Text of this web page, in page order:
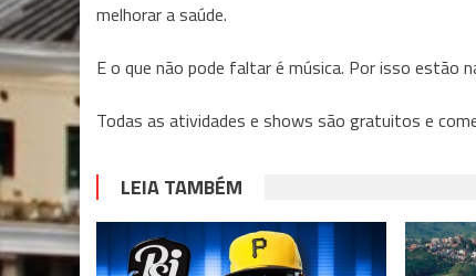
melhorar a saúde.
E o que não pode faltar é música. Por isso estão
Todas as atividades e shows são gratuitos e
LEIA TAMBÉM